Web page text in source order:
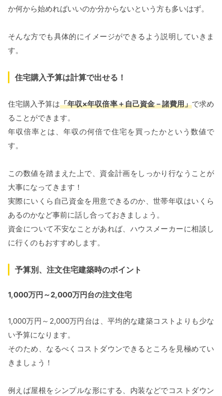
か何から始めればいいのか分からないという方も多いはず。
そんな方でも具体的にイメージができるよう説明していきま
す。
住宅購入予算は計算で出せる！
住宅購入予算は「年収×年収倍率＋自己資金－諸費用」で求め
ることができます。
年収倍率とは、年収の何倍で住宅を買ったかという数値で
す。
この数値を踏まえた上で、資金計画をしっかり行なうことが
大事になってきます！
実際にいくら自己資金を用意できるのか、世帯年収はいくら
あるのかなど事前に話し合っておきましょう。
資金について不安なことがあれば、ハウスメーカーに相談し
に行くのもおすすめします。
予算別、注文住宅建築時のポイント
1,000万円～2,000万円台の注文住宅
1,000万円～2,000万円台は、平均的な建築コストよりも少な
い予算になります。
そのため、なるべくコストダウンできるところを見極めてい
きましょう！
例えば屋根をシンプルな形にする、内装などでコストダウン